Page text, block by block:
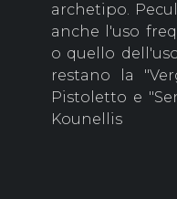
archetipo.
anche l'uso
o quello
restano la
Pistoletto e
Kounellis